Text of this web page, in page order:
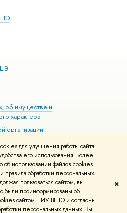
для улучшения работы сайта
его использования. Более
использовании файлов cookies
правила обработки персональных
пользоваться сайтом, вы
были проинформированы об
сайтом НИУ ВШЭ и согласны
персональных данных. Вы
✖
об имуществе и
характера
организации
здоровья
и контакты Условия использования
Карта сайта